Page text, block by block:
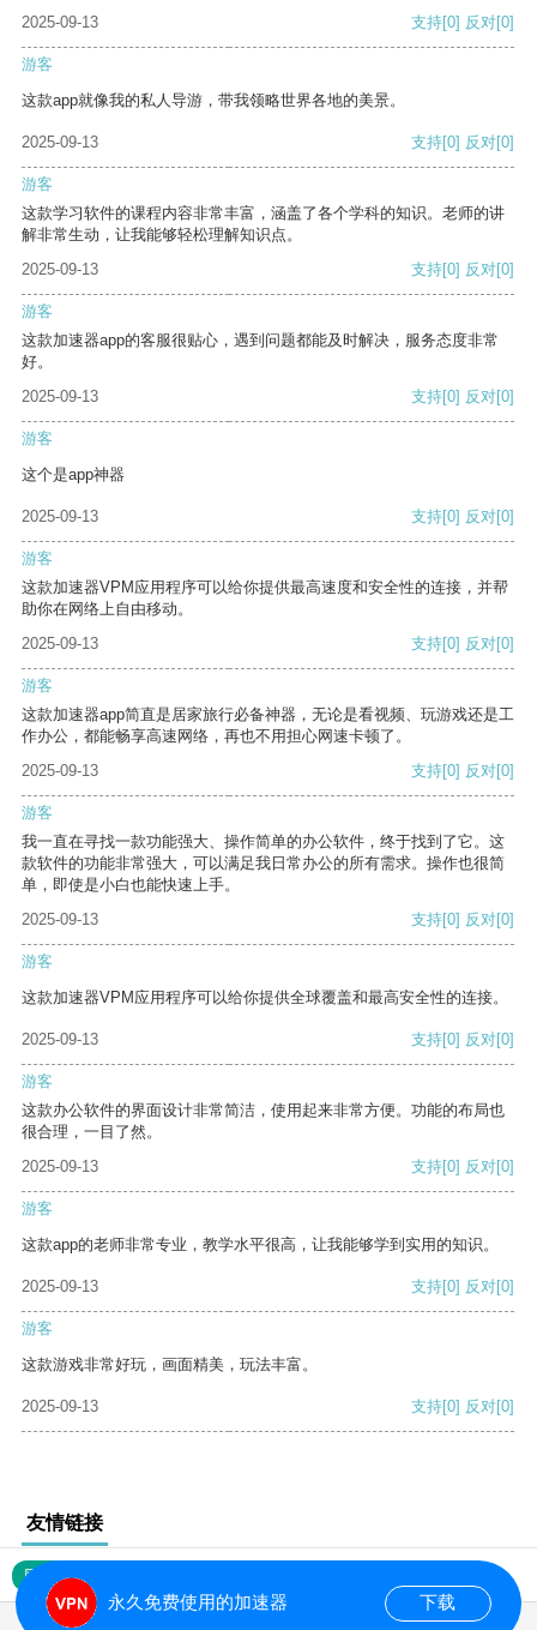
2025-09-13 支持[0] 反对[0]
游客
这款app就像我的私人导游，带我领略世界各地的美景。
2025-09-13 支持[0] 反对[0]
游客
这款学习软件的课程内容非常丰富，涵盖了各个学科的知识。老师的讲
解非常生动，让我能够轻松理解知识点。
2025-09-13
支持[0] 反对[0]
游客
这款加速器app的客服很贴心，遇到问题都能及时解决，服务态度非常
好。
2025-09-13
支持[0] 反对[0]
游客
这个是app神器
2025-09-13 支持[0] 反对[0]
游客
这款加速器VPM应用程序可以给你提供最高速度和安全性的连接，并帮
助你在网络上自由移动。
2025-09-13
支持[0] 反对[0]
游客
这款加速器app简直是居家旅行必备神器，无论是看视频、玩游戏还是工
作办公，都能畅享高速网络，再也不用担心网速卡顿了。
2025-09-13
支持[0] 反对[0]
游客
我一直在寻找一款功能强大、操作简单的办公软件，终于找到了它。这
款软件的功能非常强大，可以满足我日常办公的所有需求。操作也很简
单，即使是小白也能快速上手。
2025-09-13
支持[0] 反对[0]
游客
这款加速器VPM应用程序可以给你提供全球覆盖和最高安全性的连接。
2025-09-13 支持[0] 反对[0]
游客
这款办公软件的界面设计非常简洁，使用起来非常方便。功能的布局也
很合理，一目了然。
2025-09-13
支持[0] 反对[0]
游客
这款app的老师非常专业，教学水平很高，让我能够学到实用的知识。
2025-09-13 支持[0] 反对[0]
游客
这款游戏非常好玩，画面精美，玩法丰富。
2025-09-13 支持[0] 反对[0]
友情链接
网站地图
永久免费使用的加速器 下载